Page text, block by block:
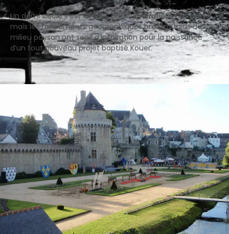
Un demi siècle s’est écoulé, deux générations ont passé
mais les fondements géographiques bretons issus de ce
milieu paysan ont servi d’inspiration pour la naissance
d’un tout nouveau projet baptisé Kouer.